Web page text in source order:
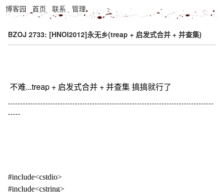
博客园 首页 联系 管理
BZOJ 2733: [HNOI2012]永无乡(treap + 启发式合并 + 并查集)
不难...treap + 启发式合并 + 并查集 搞搞就行了
-----------------------------------------------------------------------------------
-----
#include<cstdio>
#include<cstring>